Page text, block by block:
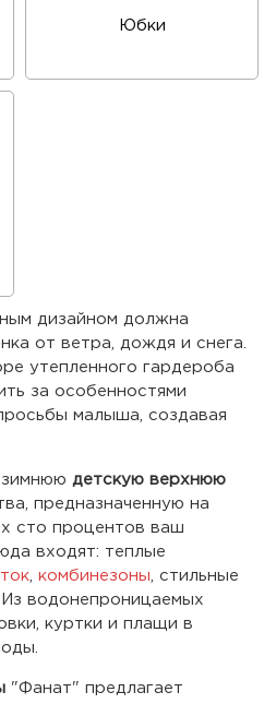
Юбки
дизайном должна
от ветра, дождя и снега.
утепленного гардероба
за особенностями
малыша, создавая
детскую верхнюю
предназначенную на
сто процентов ваш
входят: теплые
комбинезоны , стильные
водонепроницаемых
куртки и плащи в
"Фанат" предлагает